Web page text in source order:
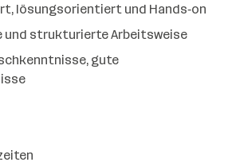
lösungsorientiert und Hands‑on
und strukturierte Arbeitsweise
gute